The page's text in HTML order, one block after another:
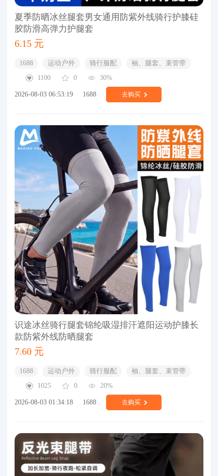
夏季防晒冰丝腿套男女通用防紫外线骑行护膝硅
胶防滑高弹力护腿套
6.15 元
1688 运动户外 骑行服配
袖、腿套、束管带
1100
0 30%
2026-08-03 06:53:19 1688 去购买
识途冰丝骑行腿套锦纶吸湿排汗遮阳运动护膝长
款防紫外线防晒腿套
7.60 元
1688 运动户外 骑行服配
袖、腿套、束管带
1025
0 20%
2026-08-03 01:34:18 1688 去购买